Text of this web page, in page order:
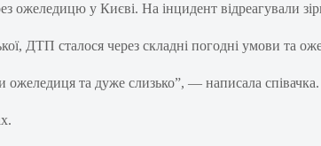
ожеледицю у Києві. На інцидент відреагували
ДТП сталося через складні погодні умови та
та дуже слизько”, — написала співачка.